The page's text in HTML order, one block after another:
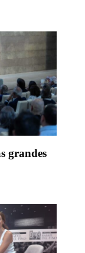
grandes